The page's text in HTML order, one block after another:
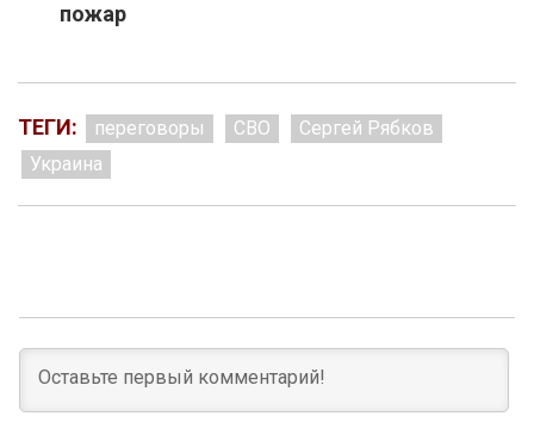
пожар
ТЕГИ: переговоры СВО
Сергей Рябков
Украина